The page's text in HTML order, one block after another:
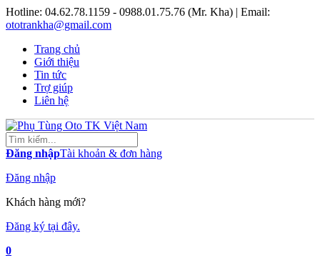
Hotline: 04.62.78.1159 - 0988.01.75.76 (Mr. Kha) | Email:
ototrankha@gmail.com
Trang chủ
Giới thiệu
Tin tức
Trợ giúp
Liên hệ
Đăng nhậpTài khoản & đơn hàng
Đăng nhập
Khách hàng mới?
Đăng ký tại đây.
0